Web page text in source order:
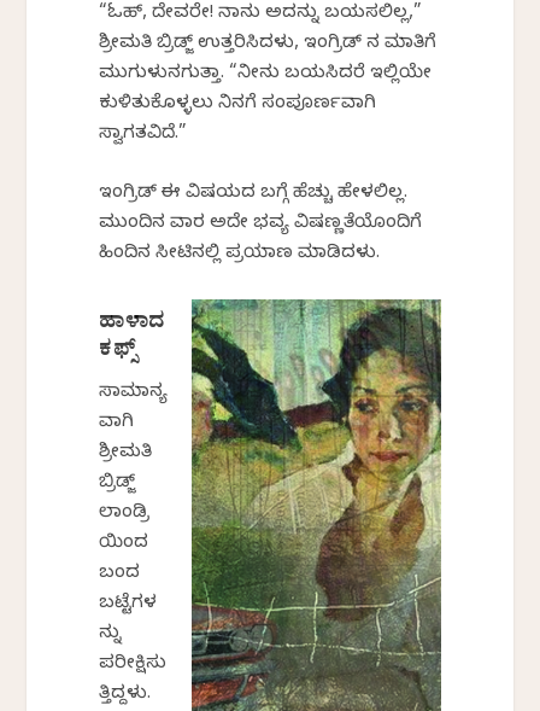
“ಓಹ್, ದೇವರೇ! ನಾನು ಅದನ್ನು ಬಯಸಲಿಲ್ಲ,”
ಶ್ರೀಮತಿ ಬ್ರಿಡ್ಜ್ ಉತ್ತರಿಸಿದಳು, ಇಂಗ್ರಿಡ್ ನ ಮಾತಿಗೆ
ಮುಗುಳುನಗುತ್ತಾ. “ನೀನು ಬಯಸಿದರೆ ಇಲ್ಲಿಯೇ
ಕುಳಿತುಕೊಳ್ಳಲು ನಿನಗೆ ಸಂಪೂರ್ಣವಾಗಿ
ಸ್ವಾಗತವಿದೆ.”
ಇಂಗ್ರಿಡ್ ಈ ವಿಷಯದ ಬಗ್ಗೆ ಹೆಚ್ಚು ಹೇಳಲಿಲ್ಲ.
ಮುಂದಿನ ವಾರ ಅದೇ ಭವ್ಯ ವಿಷಣ್ಣತೆಯೊಂದಿಗೆ
ಹಿಂದಿನ ಸೀಟಿನಲ್ಲಿ ಪ್ರಯಾಣ ಮಾಡಿದಳು.
ಹಾಳಾದ
ಕಫ್ಸ್
ಸಾಮಾನ್ಯ
ವಾಗಿ
ಶ್ರೀಮತಿ
ಬ್ರಿಡ್ಜ್
ಲಾಂಡ್ರಿ
ಯಿಂದ
ಬಂದ
ಬಟ್ಟೆಗಳ
ನ್ನು
ಪರೀಕ್ಷಿಸು
ತ್ತಿದ್ದಳು.